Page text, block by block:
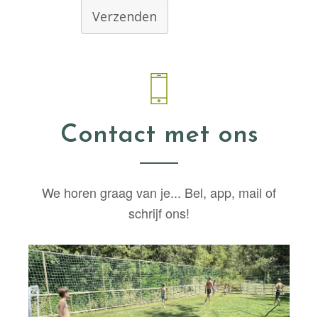
Verzenden
Contact met ons
We horen graag van je... Bel, app, mail of
schrijf ons!